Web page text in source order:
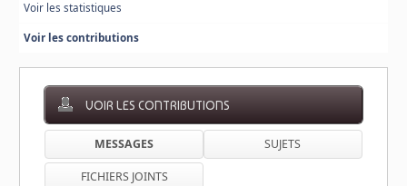
Voir les statistiques
Voir les contributions
VOIR LES CONTRIBUTIONS
MESSAGES SUJETS
FICHIERS JOINTS